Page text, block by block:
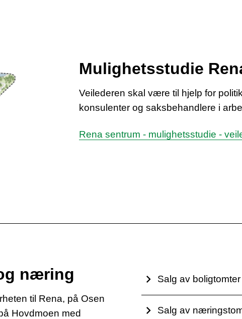
Mulighetsstudie
Veilederen skal være til hjelp for
konsulenter og saksbehandlere i
Rena sentrum - mulighetsstudie -
næring
til Rena, på Osen
Hovdmoen med
Salg av boligtomter
Salg av